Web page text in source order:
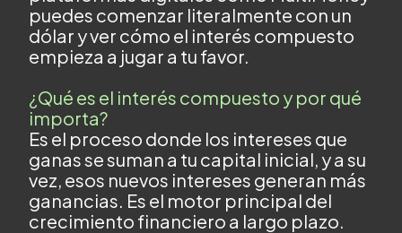
puedes comenzar literalmente con un
dólar y ver cómo el interés compuesto
empieza a jugar a tu favor.
¿Qué es el interés compuesto y por qué
importa?
Es el proceso donde los intereses que
ganas se suman a tu capital inicial, y a su
vez, esos nuevos intereses generan más
ganancias. Es el motor principal del
crecimiento financiero a largo plazo.